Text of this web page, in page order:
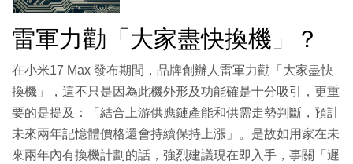
雷軍力勸「大家盡快換機」？
在小米17 Max 發布期間，品牌創辦人雷軍力勸「大家盡快
換機」，這不只是因為此機外形及功能確是十分吸引，更重
要的是提及：「結合上游供應鏈產能和供需走勢判斷，預計
未來兩年記憶體價格還會持續保持上漲」。是故如用家在未
來兩年內有換機計劃的話，強烈建議現在即入手，事關「遲